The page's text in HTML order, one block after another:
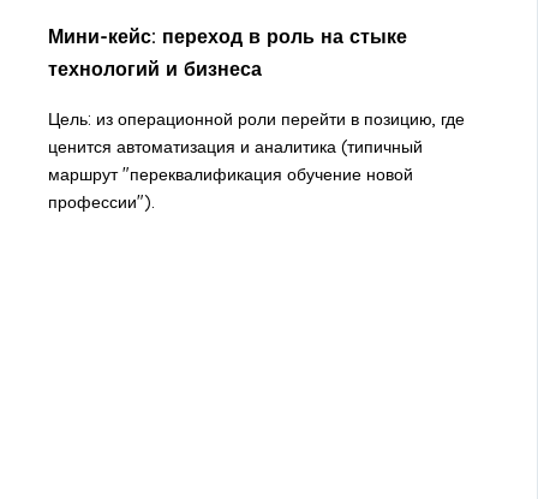
Мини-кейс: переход в роль на стыке
технологий и бизнеса
Цель: из операционной роли перейти в позицию, где
ценится автоматизация и аналитика (типичный
маршрут "переквалификация обучение новой
профессии").